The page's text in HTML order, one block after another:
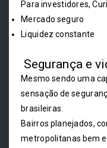
Para investidores,
Mercado seguro
Liquidez constante
Segurança e
Mesmo sendo uma
sensação de
brasileiras.
Bairros planejados,
metropolitanas bem